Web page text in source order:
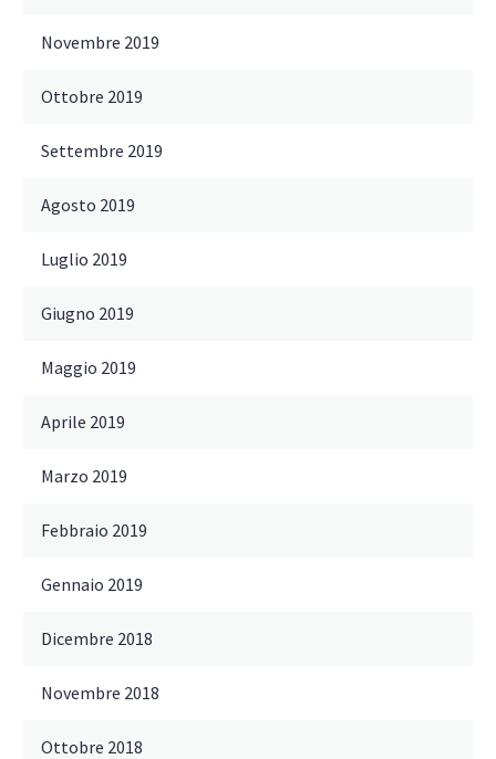
Novembre 2019
Ottobre 2019
Settembre 2019
Agosto 2019
Luglio 2019
Giugno 2019
Maggio 2019
Aprile 2019
Marzo 2019
Febbraio 2019
Gennaio 2019
Dicembre 2018
Novembre 2018
Ottobre 2018